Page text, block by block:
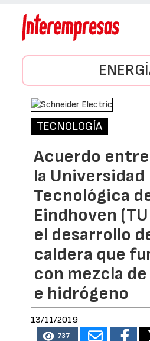
TECNOLOGÍA
Acuerdo
la Universidad
Tecnológica
Eindhoven
el desarrollo
caldera que
con mezcla
e hidrógeno
13/11/2019
737